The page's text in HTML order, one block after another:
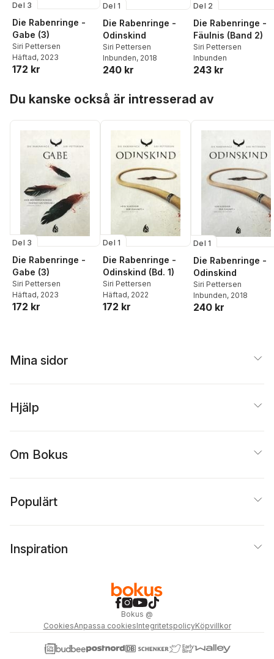
Del 3
Die Rabenringe -
Gabe (3)
Siri Pettersen
Häftad, 2023
172 kr
Del 1
Die Rabenringe -
Odinskind
Siri Pettersen
Inbunden, 2018
240 kr
Del 2
Die Rabenringe -
Fäulnis (Band 2)
Siri Pettersen
Inbunden
243 kr
Du kanske också är intresserad av
Del 3
Die Rabenringe -
Gabe (3)
Siri Pettersen
Häftad, 2023
172 kr
Del 1
Die Rabenringe -
Odinskind (Bd. 1)
Siri Pettersen
Häftad, 2022
172 kr
Del 1
Die Rabenringe -
Odinskind
Siri Pettersen
Inbunden, 2018
240 kr
Mina sidor
Hjälp
Om Bokus
Populärt
Inspiration
Bokus @
CookiesAnpassa cookiesIntegritetspolicyKöpvillkor